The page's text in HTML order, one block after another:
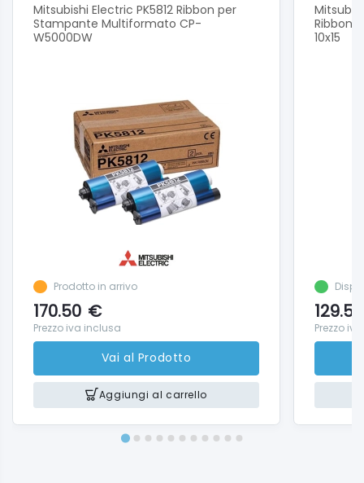
Mitsubishi Electric PK5812 Ribbon per
Stampante Multiformato CP-
W5000DW
Prodotto in arrivo
170.50 €
Prezzo iva inclusa
Vai al Prodotto
Aggiungi al carrello
Ribbon
10x15
129.50
Prezzo